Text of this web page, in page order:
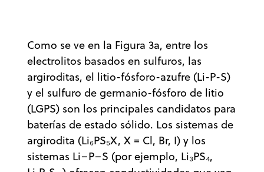
Como se ve en la Figura 3a, entre los
electrolitos basados en sulfuros, las
argiroditas, el litio-fósforo-azufre (Li-P-S)
y el sulfuro de germanio-fósforo de litio
(LGPS) son los principales candidatos para
baterías de estado sólido. Los sistemas de
argirodita (Li₆PS₅X, X = Cl, Br, I) y los
sistemas Li–P–S (por ejemplo, Li₃PS₄,